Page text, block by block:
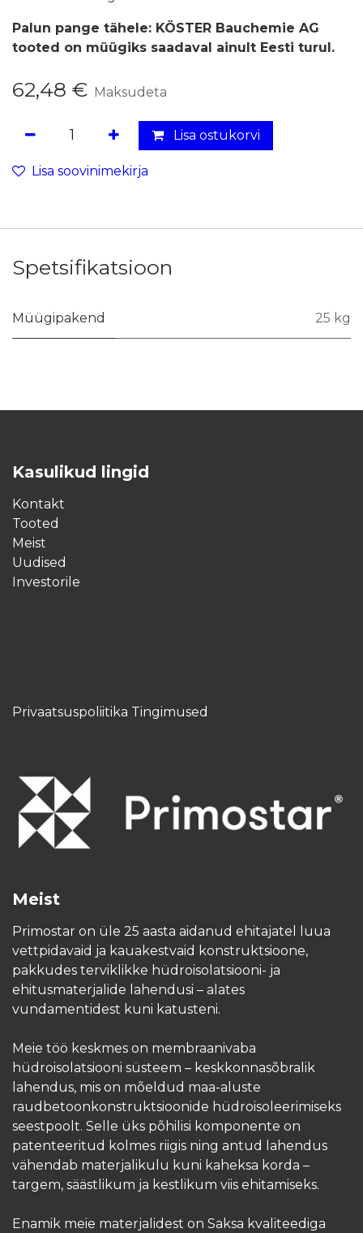
Palun pange tähele: KÖSTER Bauchemie AG
tooted on müügiks saadaval ainult Eesti turul.
62,48 € Maksudeta
Lisa ostukorvi
Lisa soovinimekirja
Spetsifikatsioon
Müügipakend 25 kg
Kasulikud lingid
Kontakt
Tooted
Meist
Uudised
Investorile
Privaatsuspoliitika Tingimused
Meist
Primostar on üle 25 aasta aidanud ehitajatel luua
vettpidavaid ja kauakestvaid konstruktsioone,
pakkudes terviklikke hüdroisolatsiooni- ja
ehitusmaterjalide lahendusi – alates
vundamentidest kuni katusteni.
Meie töö keskmes on membraanivaba
hüdroisolatsiooni süsteem – keskkonnasõbralik
lahendus, mis on mõeldud maa-aluste
raudbetoonkonstruktsioonide hüdroisoleerimiseks
seestpoolt. Selle üks põhilisi komponente on
patenteeritud kolmes riigis ning antud lahendus
vähendab materjalikulu kuni kaheksa korda –
targem, säästlikum ja kestlikum viis ehitamiseks.
Enamik meie materjalidest on Saksa kvaliteediga